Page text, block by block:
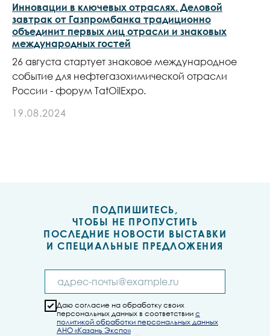
Инновации в ключевых отраслях. Деловой
завтрак от Газпромбанка традиционно
объединит первых лиц отрасли и знаковых
международных гостей
26 августа стартует знаковое международное
событие для нефтегазохимической отрасли
России - форум TatOilExpo.
19.08.2024
Даю согласие на обработку своих
персональных данных в соответствии с
политикой обработки персональных данных
АНО «Казань Экспо»
ПОДПИШИТЕСЬ,
ЧТОБЫ НЕ ПРОПУСТИТЬ
ПОСЛЕДНИЕ НОВОСТИ ВЫСТАВКИ
И СПЕЦИАЛЬНЫЕ ПРЕДЛОЖЕНИЯ